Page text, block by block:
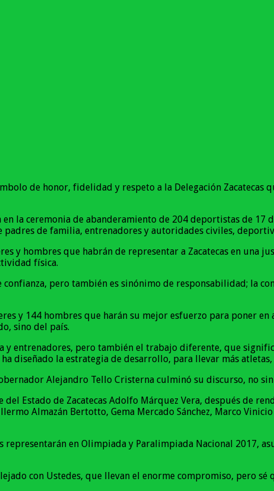
de honor, fidelidad y respeto a la Delegación
la ceremonia de abanderamiento de 204 deportistas de
padres de familia, entrenadores y autoridades civiles,
y hombres que habrán de representar a Zacatecas en una
física.
confianza, pero también es sinónimo de responsabilidad; la
y 144 hombres que harán su mejor esfuerzo para poner en
sino del país.
y entrenadores, pero también el trabajo diferente, que
diseñado la estrategia de desarrollo, para llevar más
Alejandro Tello Cristerna culminó su discurso, no
Estado de Zacatecas Adolfo Márquez Vera, después de
Almazán Bertotto, Gema Mercado Sánchez, Marco
representarán en Olimpiada y Paralimpiada Nacional 2017,
con Ustedes, que llevan el enorme compromiso, pero